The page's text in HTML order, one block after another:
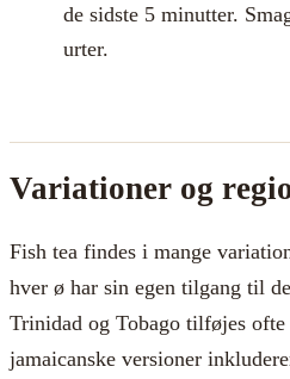
de sidste 5 minutter.
urter.
Variationer og
Fish tea findes i mange
hver ø har sin egen tilgang til
Trinidad og Tobago tilføjes
jamaicanske versioner